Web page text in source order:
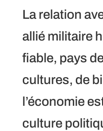
La relation
allié militaire
fiable, pays
cultures, de
l’économie
culture